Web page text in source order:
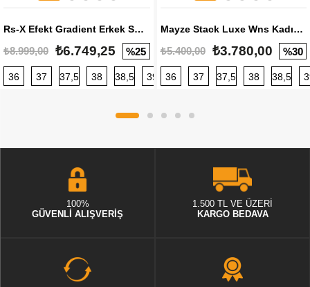
Rs-X Efekt Gradient Erkek Sneaker
₺8.999,00 ₺6.749,25 %25
36 37 37,5 38 38,5 39 40 40,5 41 42 42,5
Mayze Stack Luxe Wns Kadın Sneaker
₺5.400,00 ₺3.780,00 %30
36 37 37,5 38 38,5
100%
GÜVENLİ ALIŞVERİŞ
1.500 TL VE ÜZERİ
KARGO BEDAVA